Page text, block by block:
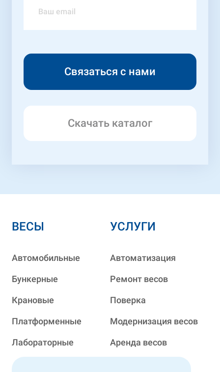
Скачать каталог
ВЕСЫ
Автомобильные
Бункерные
Крановые
Платформенные
Лабораторные
УСЛУГИ
Автоматизация
Ремонт весов
Поверка
Модернизация весов
Аренда весов